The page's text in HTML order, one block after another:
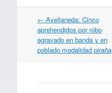
Navegación
por
artículos
← Avellaneda: Cinco
aprehendidos por robo
agravado en banda y en
poblado modalidad piraña